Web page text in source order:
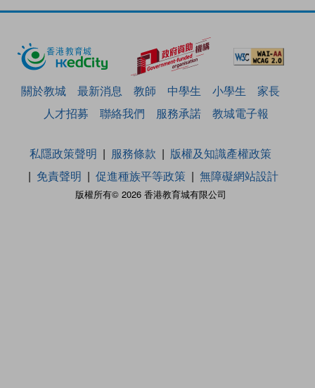
關於教城 最新消息 教師 中學生 小學生
家長
人才招募
聯絡我們 服務承諾 教城電子報
版權所有© 2026 香港教育城有限公司
私隱政策聲明 服務條款
版權及知識產權政策
免責聲明
促進種族平等政策 無障礙網站設計